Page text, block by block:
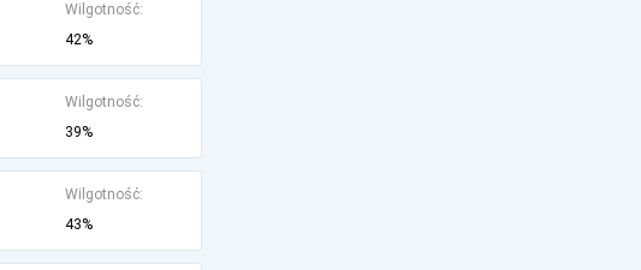
Wilgotność:
42%
Wilgotność:
39%
Wilgotność:
43%